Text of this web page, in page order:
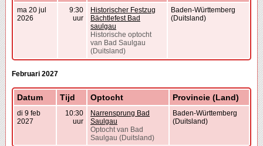
ma 20 jul
2026
9:30
uur
Historischer Festzug
Bächtlefest Bad
saulgau
Historische optocht
van Bad Saulgau
(Duitsland)
Baden-Württemberg
(Duitsland)
Februari 2027
Datum Tijd Optocht Provincie (Land)
di 9 feb
2027
10:30
uur
Narrensprung Bad
Saulgau
Optocht van Bad
Saulgau (Duitsland)
Baden-Württemberg
(Duitsland)